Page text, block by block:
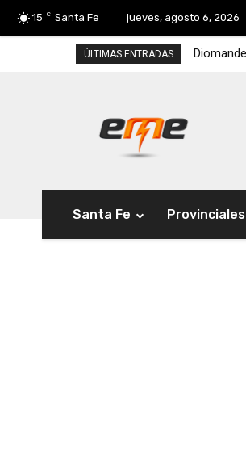
15 C Santa Fe jueves, agosto 6, 2026
ÚLTIMAS ENTRADAS
Santa Fe Provinciales